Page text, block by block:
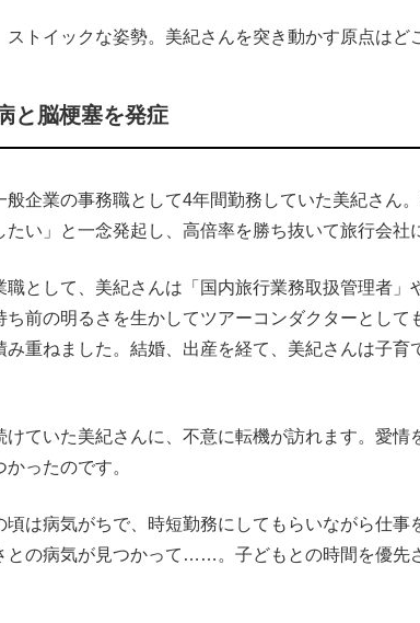
トイックな姿勢。美紀さんを突き動かす原点はど
と脳梗塞を発症
企業の事務職として4年間勤務していた美紀さん
い」と一念発起し、高倍率を勝ち抜いて旅行会社
として、美紀さんは「国内旅行業務取扱管理者」
ち前の明るさを生かしてツアーコンダクターとして
み重ねました。結婚、出産を経て、美紀さんは子育
ていた美紀さんに、不意に転機が訪れます。愛情
ったのです。
頃は病気がちで、時短勤務にしてもらいながら仕
との病気が見つかって……。子どもとの時間を優先